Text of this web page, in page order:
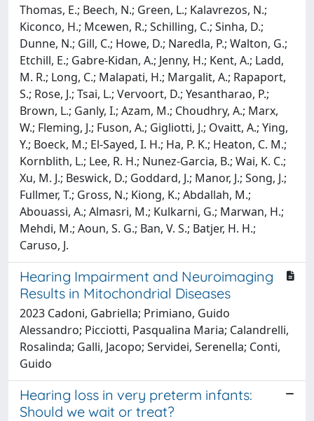
Hearing Impairment and Neuroimaging
Results in Mitochondrial Diseases
2023 Cadoni, Gabriella; Primiano, Guido
Alessandro; Picciotti, Pasqualina Maria; Calandrelli,
Rosalinda; Galli, Jacopo; Servidei, Serenella; Conti,
Guido
Hearing loss in very preterm infants:
Should we wait or treat?